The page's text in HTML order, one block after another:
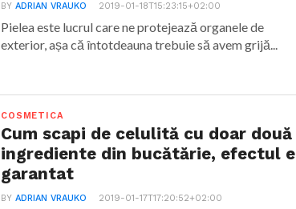
BYADRIAN VRAUKO 2019-01-18T15:23:15+02:00
Pielea este lucrul care ne protejează organele de
exterior, așa că întotdeauna trebuie să avem grijă...
COSMETICA
Cum scapi de celulită cu doar două
ingrediente din bucătărie, efectul e
garantat
BYADRIAN VRAUKO 2019-01-17T17:20:52+02:00